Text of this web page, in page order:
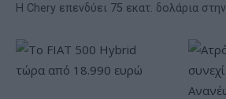
Η Chery επενδύει 75 εκατ. δολάρια